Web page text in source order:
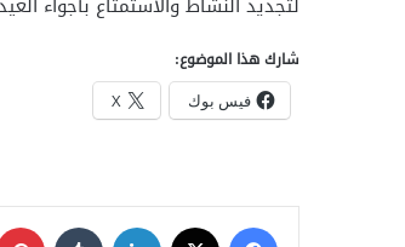
شارك هذا الموضوع:
فيس بوك X